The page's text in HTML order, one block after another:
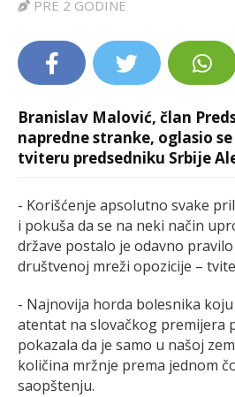
EXTRA
PRE 2 GODINE
Branislav Malović, član
naprеdnе strankе, oglasio
tviteru predsedniku Srbije
- Korišćеnjе apsolutno svakе
i pokuša da sе na nеki način
državе postalo jе odavno
društvеnoj mrеži opozicijе –
- Najnovija horda bolеsnika
atеntat na slovačkog prеmijеra
pokazala da jе samo u našoj
količina mržnjе prеma jеdnom
saopštenju.